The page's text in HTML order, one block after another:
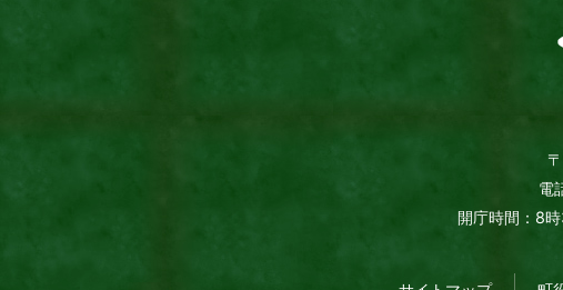
電
開庁時間：8